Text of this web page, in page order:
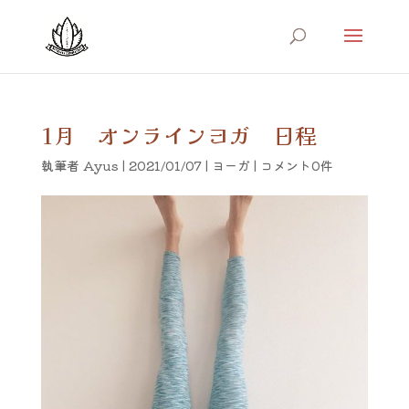
1月 オンラインヨガ 日程
執筆者 Ayus | 2021/01/07| ヨーガ | コメント0件